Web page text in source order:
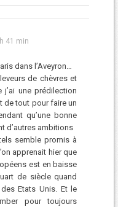
41 min
dans l’Aveyron…
de chèvres et
j’ai une prédilection
de tout pour faire un
qu’une bonne
d’autres ambitions
semble promis à
apprenait hier que
est en baisse
de siècle quand
Etats Unis. Et le
pour toujours